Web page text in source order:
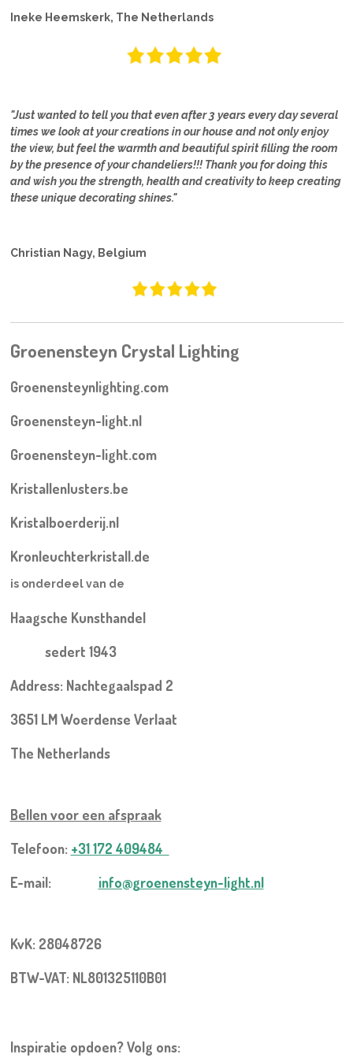
Ineke Heemskerk, The Netherlands
"Just wanted to tell you that even after 3 years every day several
times we look at your creations in our house and not only enjoy
the view, but feel the warmth and beautiful spirit filling the room
by the presence of your chandeliers!!! Thank you for doing this
and wish you the strength, health and creativity to keep creating
these unique decorating shines."
Christian Nagy, Belgium
Groenensteyn Crystal Lighting
Groenensteynlighting.com
Groenensteyn-light.nl
Groenensteyn-light.com
Kristallenlusters.be
Kristalboerderij.nl
Kronleuchterkristall.de
is onderdeel van de
Haagsche Kunsthandel
sedert 1943
Address: Nachtegaalspad 2
3651 LM Woerdense Verlaat
The Netherlands
Bellen voor een afspraak
Telefoon: +31 172 409484
E-mail: info@groenensteyn-light.nl
KvK: 28048726
BTW-VAT: NL801325110B01
Inspiratie opdoen? Volg ons: